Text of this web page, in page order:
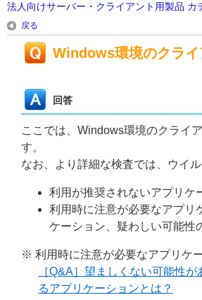
法人向けサーバー・クライアント用製品 カ
戻る
Windows環境のクライ
回答
ここでは、Windows環境のクライ
す。
なお、より詳細な検査では、ウイ
利用が推奨されないアプリケ
利用時に注意が必要なアプリ
ケーション、疑わしい可能性
※ 利用時に注意が必要なアプリケ
［Q&A］望ましくない可能性
るアプリケーションとは？